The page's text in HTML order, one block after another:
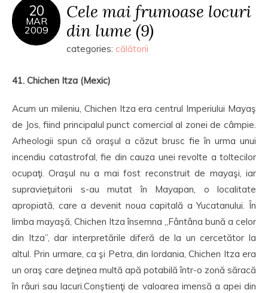
20
MAR
2009
Cele mai frumoase locuri
din lume (9)
categories: călătorii
41. Chichen Itza (Mexic)
Acum un mileniu, Chichen Itza era centrul Imperiului Mayaş
de Jos, fiind principalul punct comercial al zonei de câmpie.
Arheologii spun că oraşul a căzut brusc fie în urma unui
incendiu catastrofal, fie din cauza unei revolte a toltecilor
ocupaţi. Oraşul nu a mai fost reconstruit de mayaşi, iar
supravieţuitorii s-au mutat în Mayapan, o localitate
apropiată, care a devenit noua capitală a Yucatanului. În
limba mayaşă, Chichen Itza însemna „Fântâna bună a celor
din Itza”, dar interpretările diferă de la un cercetător la
altul. Prin urmare, ca şi Petra, din Iordania, Chichen Itza era
un oraş care deţinea multă apă potabilă într-o zonă săracă
în râuri sau lacuri.Conştienţi de valoarea imensă a apei din